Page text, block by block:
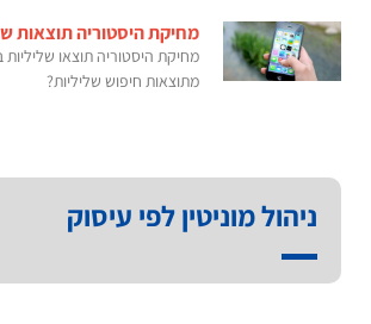
מחיקת היסטוריה תוצאות
מחיקת היסטוריה תוצאו שליליות
מתוצאות חיפוש שליליות?
ניהול מוניטין לפי עיסוק